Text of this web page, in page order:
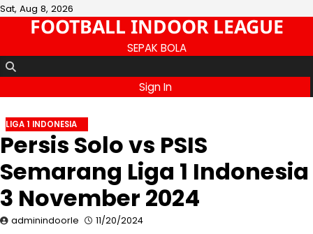
Skip
Sat, Aug 8, 2026
FOOTBALL INDOOR LEAGUE
SEPAK BOLA
Sign In
LIGA 1 INDONESIA
Persis Solo vs PSIS
Semarang Liga 1 Indonesia
3 November 2024
adminindoorle 11/20/2024